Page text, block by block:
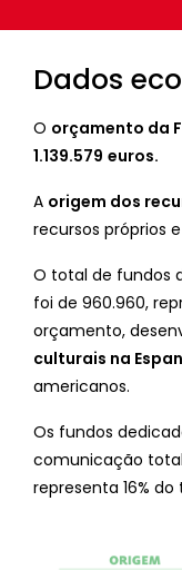
Dados
O orçamento da
1.139.579 euros.
A origem dos
recursos próprios
O total de fundos
foi de 960.960,
orçamento,
culturais na
americanos.
Os fundos
comunicação
representa 16% do